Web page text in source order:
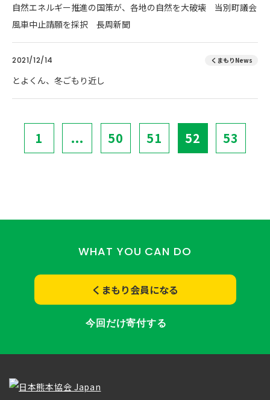
自然エネルギー推進の国策が、各地の自然を大破壊 当別町議会
風車中止請願を採択 長周新聞
2021/12/14 くまもりNews
とよくん、冬ごもり近し
1 ... 50 51 52 53
WHAT YOU CAN DO
くまもり会員になる
今回だけ寄付する